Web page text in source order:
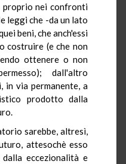
proprio nei confronti
leggi che -da un lato
beni, che anch'essi
costruire (e che non
ottenere o non
dall'altro
in via permanente, a
prodotto dalla
sarebbe, altresì,
attesochè esso
eccezionalità e